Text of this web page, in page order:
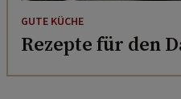
GUTE KÜCHE
Rezepte für den